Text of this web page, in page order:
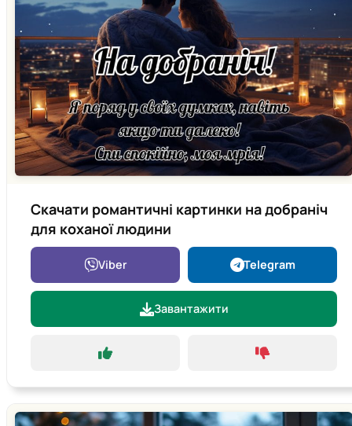
Скачати романтичні картинки на добраніч
для коханої людини
Viber Telegram
Завантажити